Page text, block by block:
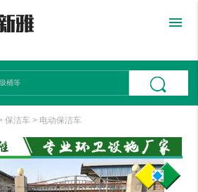
menu
保洁车> 电动保洁车